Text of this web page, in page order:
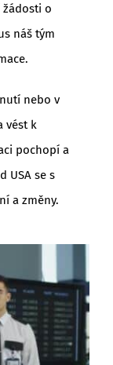
o
náš tým
nebo v
vést k
pochopí a
USA se s
a změny.